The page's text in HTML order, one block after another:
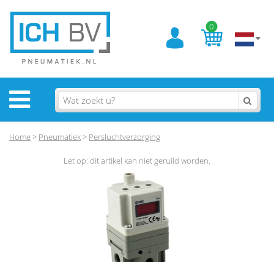
0
Home> Pneumatiek> Persluchtverzorging
Let op: dit artikel kan niet geruild worden.